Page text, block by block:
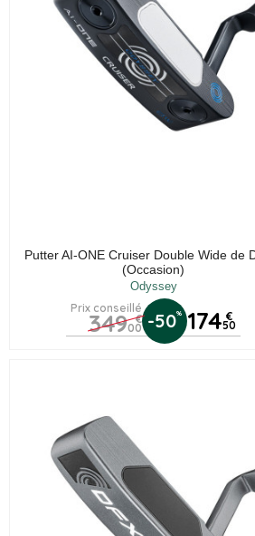
Putter AI-ONE Cruiser Double Wide de
(Occasion)
Odyssey
Prix conseillé
349 €
00 -50% 174 €
50